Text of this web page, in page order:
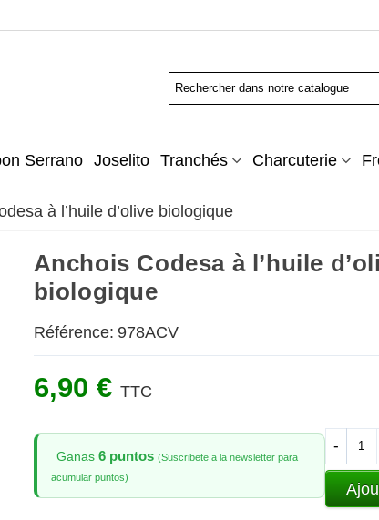
Serrano Joselito Tranchés Charcuterie
à l’huile d’olive biologique
Anchois Codesa à l’huile
biologique
Référence: 978ACV
6,90 € TTC
Ganas 6 puntos (Suscribete a la newsletter para
acumular puntos)
-